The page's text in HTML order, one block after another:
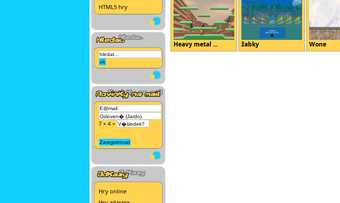
HTML5 hry
7 + 4 =
Hry online
Heavy metal ... žabky Wone